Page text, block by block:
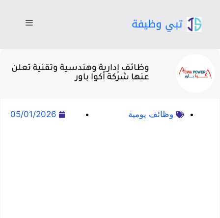
وظائف إدارية وهندسية وتقنية تعلن
عنها شركة أكوا باور
وظائف يومية 05/01/2026